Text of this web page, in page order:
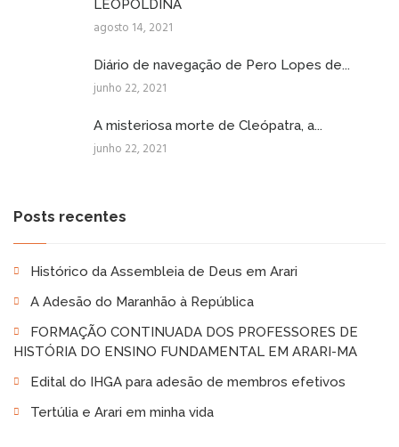
LEOPOLDINA
agosto 14, 2021
Diário de navegação de Pero Lopes de...
junho 22, 2021
A misteriosa morte de Cleópatra, a...
junho 22, 2021
Posts recentes
Histórico da Assembleia de Deus em Arari
A Adesão do Maranhão à República
FORMAÇÃO CONTINUADA DOS PROFESSORES DE
HISTÓRIA DO ENSINO FUNDAMENTAL EM ARARI-MA
Edital do IHGA para adesão de membros efetivos
Tertúlia e Arari em minha vida